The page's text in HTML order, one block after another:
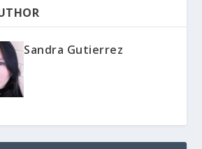
Sandra Gutierrez